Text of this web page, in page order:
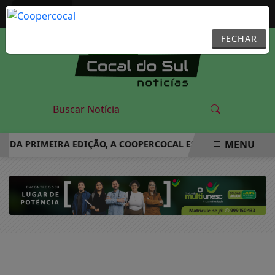
Entrar
PRIMEIRA EDIÇÃO, A COOPERCOCAL ESTÁ COM MENU
FECHAR